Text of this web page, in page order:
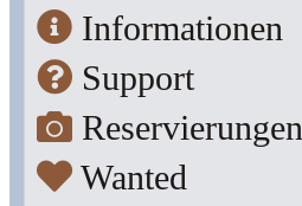
Informationen
Support
Reservierungen
Wanted